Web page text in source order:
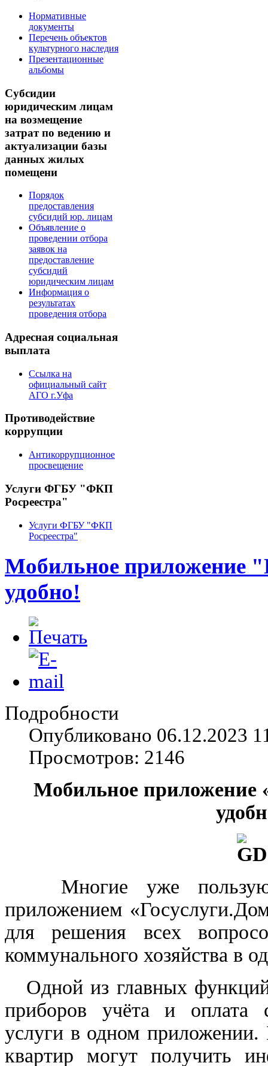
Нормативные
документы
Перечень объектов
культурного наследия
Презентационные
альбомы
Субсидии
юридическим лицам
на возмещение
затрат по ведению и
актуализации базы
данных жилых
помещени
Порядок
предоставления
субсидий юр. лицам
Объявление о
проведении отбора
заявок на
предоставление
субсидий
юридическим лицам
Информация о
результатах
проведения отбора
Адресная социальная
выплата
Ссылка на
официальный сайт
АГО г.Уфа
Противодействие
коррупции
Антикоррупционное
просвещение
Услуги ФГБУ "ФКП
Росреестра"
Услуги ФГБУ "ФКП
Росреестра"
Мобильное приложение
удобно!
Подробности
Опубликовано 06.12.2023
Просмотров: 2146
Мобильное приложение
Многие уже
приложением
для решения всех
коммунального хозяйства в
Одной из главных функций
приборов учёта и оплата
услуги в одном
квартир могут получить